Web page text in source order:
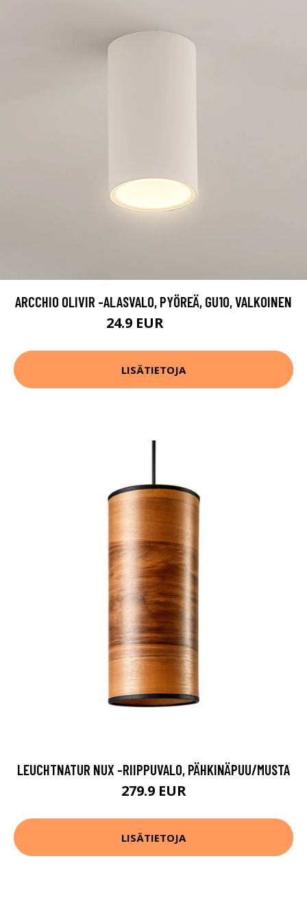
ARCCHIO OLIVIR -ALASVALO, PYÖREÄ, GU10, VALKOINEN
24.9 EUR
LISÄTIETOJA
LEUCHTNATUR NUX -RIIPPUVALO, PÄHKINÄPUU/MUSTA
279.9 EUR
LISÄTIETOJA